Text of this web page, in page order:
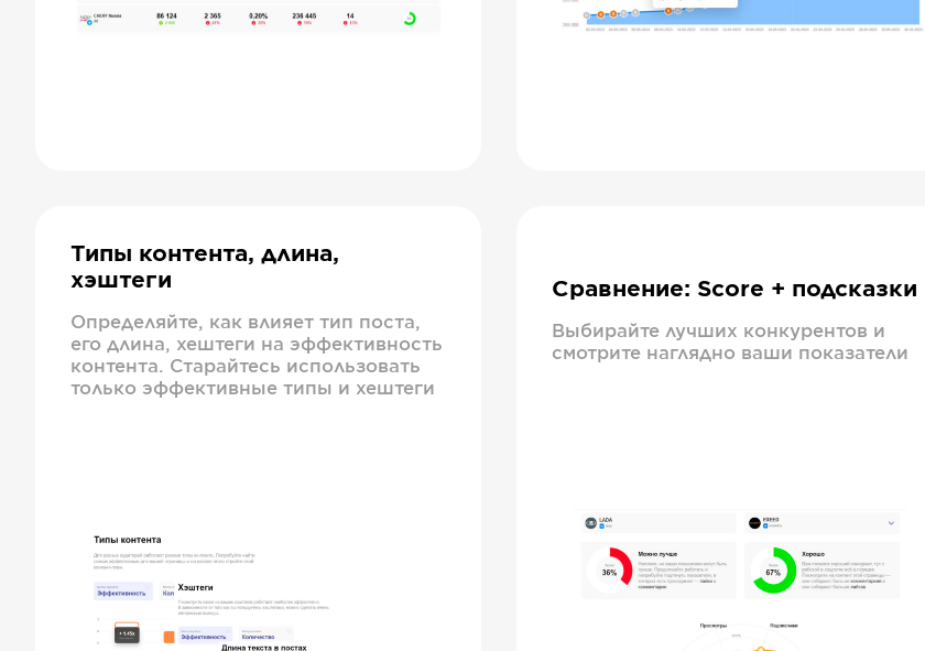
Типы контента, длина,
хэштеги
Определяйте, как влияет тип поста,
его длина, хештеги на эффективность
контента. Старайтесь использовать
только эффективные типы и хештеги
Сравнение: Score + подсказки
Выбирайте лучших конкурентов и
смотрите наглядно ваши показатели